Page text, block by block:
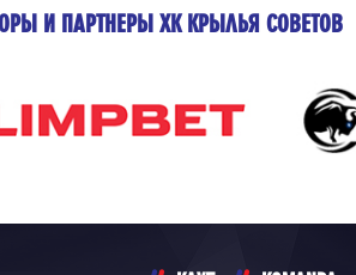
И ПАРТНЕРЫ ХК КРЫЛЬЯ СОВЕТОВ